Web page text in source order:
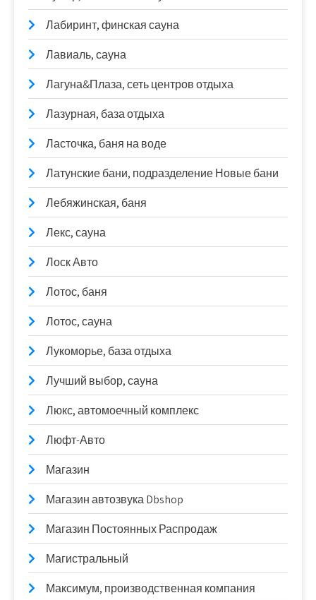
Лабиринт, финская сауна
Лавиаль, сауна
Лагуна&Плаза, сеть центров отдыха
Лазурная, база отдыха
Ласточка, баня на воде
Латунские бани, подразделение Новые бани
Лебяжинская, баня
Лекс, сауна
Лоск Авто
Лотос, баня
Лотос, сауна
Лукоморье, база отдыха
Лучший выбор, сауна
Люкс, автомоечный комплекс
Люфт-Авто
Магазин
Магазин автозвука Dbshop
Магазин Постоянных Распродаж
Магистральный
Максимум, производственная компания